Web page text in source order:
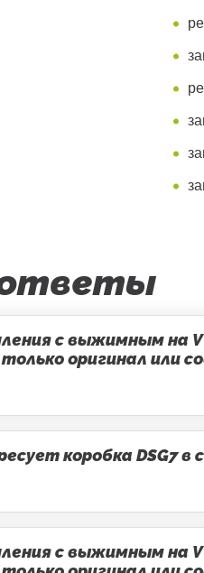
с выжимным на
оригинал или
коробка DSG7 в
с выжимным на